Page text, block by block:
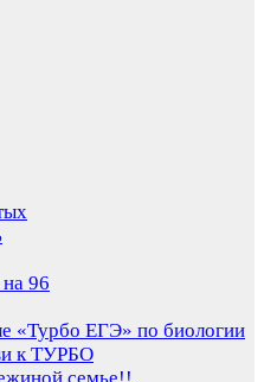
96
«Турбо ЕГЭ» по биологии
к ТУРБО